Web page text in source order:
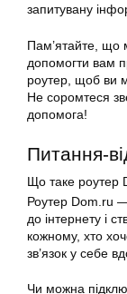
запитувану
Пам’ятайте, що
допомогти вам
роутер, щоб ви
Не соромтеся
допомога!
Питання-
Що таке роутер
Роутер Dom.ru
до інтернету і
кожному, хто
зв’язок у себе
Чи можна